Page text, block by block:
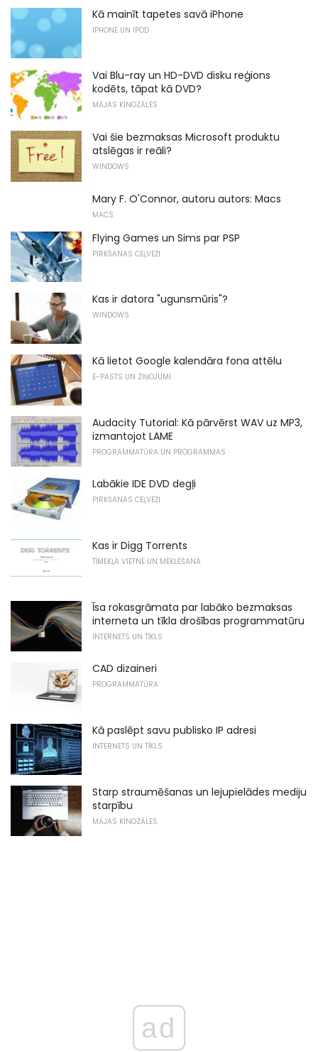
Kā mainīt tapetes savā iPhone
IPHONE UN IPOD
Vai Blu-ray un HD-DVD disku reģions
kodēts, tāpat kā DVD?
MĀJAS KINOZĀLES
Vai šie bezmaksas Microsoft produktu
atslēgas ir reāli?
WINDOWS
Mary F. O'Connor, autoru autors: Macs
MACS
Flying Games un Sims par PSP
PIRKŠANAS CEĻVEŽI
Kas ir datora "ugunsmūris"?
WINDOWS
Kā lietot Google kalendāra fona attēlu
E-PASTS UN ZIŅOJUMI
Audacity Tutorial: Kā pārvērst WAV uz MP3,
izmantojot LAME
PROGRAMMATŪRA UN PROGRAMMAS
Labākie IDE DVD degļi
PIRKŠANAS CEĻVEŽI
Kas ir Digg Torrents
TĪMEKĻA VIETNE UN MEKLĒŠANA
Īsa rokasgrāmata par labāko bezmaksas
interneta un tīkla drošības programmatūru
INTERNETS UN TĪKLS
CAD dizaineri
PROGRAMMATŪRA
Kā paslēpt savu publisko IP adresi
INTERNETS UN TĪKLS
Starp straumēšanas un lejupielādes mediju
starpību
MĀJAS KINOZĀLES
ad